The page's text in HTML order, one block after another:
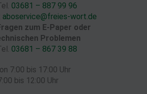
03681 – 887 99 96
aboservice@freies-wort.de
zum E-Paper oder
Problemen
03681 – 867 39 88
7:00 bis 17:00 Uhr
bis 12:00 Uhr